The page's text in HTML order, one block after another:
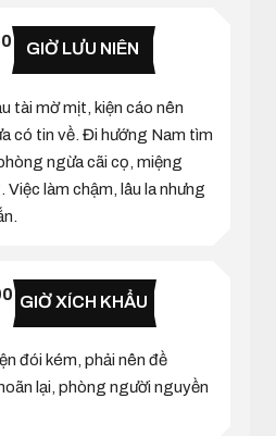
GIỜ LƯU NIÊN
tài mờ mịt, kiện cáo nên
có tin về. Đi hướng Nam tìm
ngừa cãi cọ, miệng
làm chậm, lâu la nhưng
GIỜ XÍCH KHẨU
đói kém, phải nên đề
lại, phòng người nguyền